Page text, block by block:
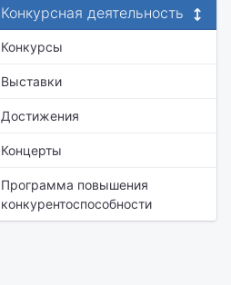
Конкурсная деятельность
Конкурсы
Выставки
Достижения
Концерты
Программа повышения
конкурентоспособности